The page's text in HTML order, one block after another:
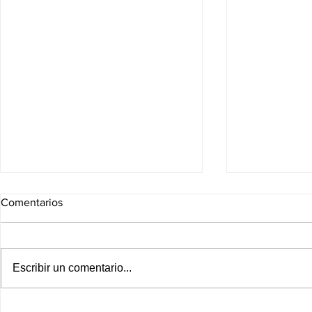
Comentarios
Escribir un comentario...